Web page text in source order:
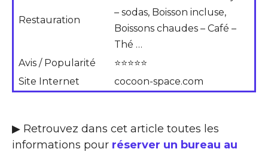
Restauration
– sodas, Boisson incluse,
Boissons chaudes – Café –
Thé …
Avis / Popularité
⭐⭐⭐⭐⭐
Site Internet
cocoon-space.com
▶ Retrouvez dans cet article toutes les
informations pour réserver un bureau au